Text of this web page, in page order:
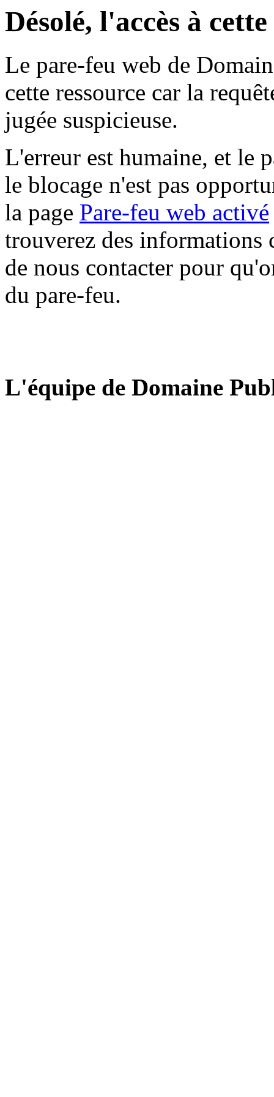
Désolé, l'accès à
Le pare-feu web de
cette ressource car la
jugée suspicieuse.
L'erreur est humaine, et le
le blocage n'est pas
la page Pare-feu web activé
trouverez des informations
de nous contacter pour
du pare-feu.
L'équipe de Domaine